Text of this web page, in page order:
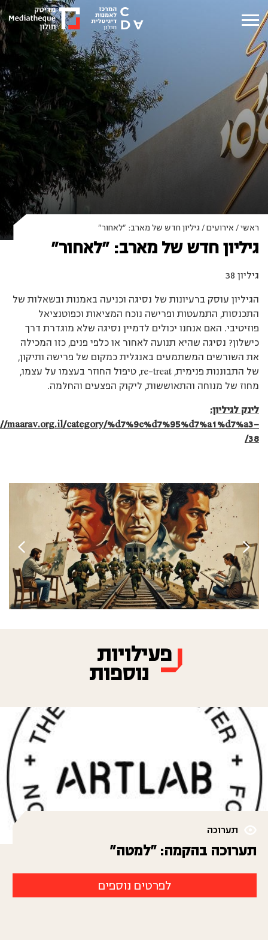
ראשי / אירועים / גיליון חדש של מארב: "לאחור"
גיליון חדש של מארב: "לאחור"
גיליון 38
הגיליון עוסק ברעיונות של נסיגה וכניעה באמנות ובשאלות של
התכנסות, התמעטות ופרישה נוכח המציאות וכפוטנציאל
פוזיטיבי. האם אנחנו יכולים לדמיין נסיגה שלא מוגדרת דרך
כישלון? נסיגה שהיא תנועה לאחור או כלפי פנים, כזו המכילה
את השורשים המשתמעים באנגלית כמקום של פרישה ותיקון,
של התבוננות פנימית, re-treat, טיפול החוזר בעצמו על עצמו,
מחוז של מנוחה והתאוששות, ליקוק הפצעים והחלמה.
לינק לגיליון:
maarav.org.il/category/%d7%9e%d7%95%d7%a1%d7%a3-
38/
פעילויות
נוספות
תערוכה
תערוכה בהקמה: "למטה"
לפרטים נוספים